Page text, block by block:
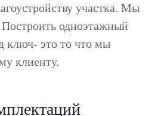
участка. Мы
одноэтажный
ключ- это то что мы
клиенту.